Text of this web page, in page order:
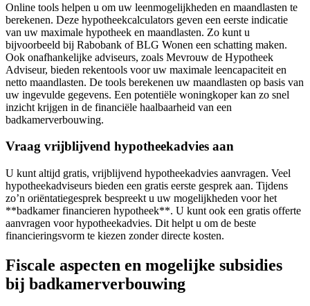
Online tools helpen u om uw leenmogelijkheden en maandlasten te
berekenen. Deze hypotheekcalculators geven een eerste indicatie
van uw maximale hypotheek en maandlasten. Zo kunt u
bijvoorbeeld bij Rabobank of BLG Wonen een schatting maken.
Ook onafhankelijke adviseurs, zoals Mevrouw de Hypotheek
Adviseur, bieden rekentools voor uw maximale leencapaciteit en
netto maandlasten. De tools berekenen uw maandlasten op basis van
uw ingevulde gegevens. Een potentiële woningkoper kan zo snel
inzicht krijgen in de financiële haalbaarheid van een
badkamerverbouwing.
Vraag vrijblijvend hypotheekadvies aan
U kunt altijd gratis, vrijblijvend hypotheekadvies aanvragen. Veel
hypotheekadviseurs bieden een gratis eerste gesprek aan. Tijdens
zo’n oriëntatiegesprek bespreekt u uw mogelijkheden voor het
**badkamer financieren hypotheek**. U kunt ook een gratis offerte
aanvragen voor hypotheekadvies. Dit helpt u om de beste
financieringsvorm te kiezen zonder directe kosten.
Fiscale aspecten en mogelijke subsidies
bij badkamerverbouwing